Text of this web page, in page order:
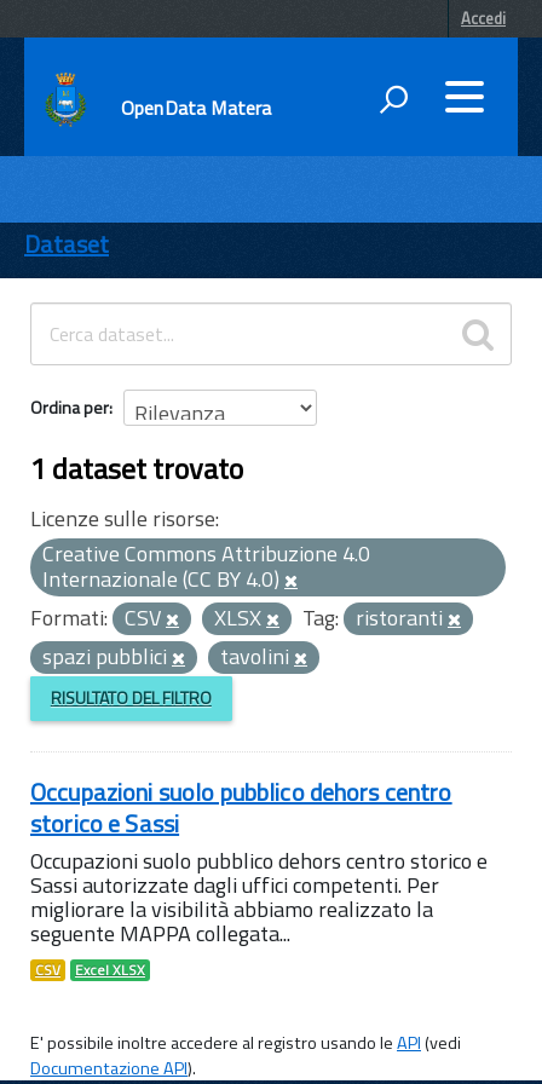
Accedi
OpenData Matera
ENTI
TEMI
INFORMAZIONI
Dataset
Ordina per
1 dataset trovato
Licenze sulle risorse:
Creative Commons Attribuzione 4.0
Internazionale (CC BY 4.0)
Formati: CSV XLSX Tag: ristoranti
spazi pubblici
tavolini
RISULTATO DEL FILTRO
Occupazioni suolo pubblico dehors centro
storico e Sassi
Occupazioni suolo pubblico dehors centro storico e
Sassi autorizzate dagli uffici competenti. Per
migliorare la visibilità abbiamo realizzato la
seguente MAPPA collegata...
CSV Excel XLSX
E' possibile inoltre accedere al registro usando leAPI(vedi
Documentazione API).